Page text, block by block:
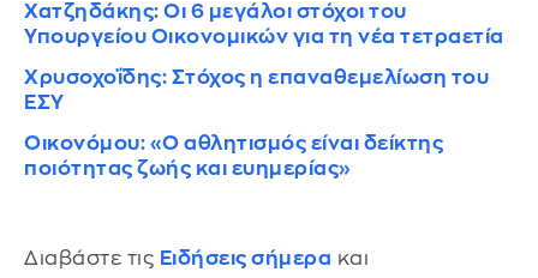
Χατζηδάκης: Oι 6 μεγάλοι στόχοι του
Υπουργείου Οικονομικών για τη νέα τετραετία
Χρυσοχοΐδης: Στόχος η επαναθεμελίωση του
ΕΣΥ
Οικονόμου: «Ο αθλητισμός είναι δείκτης
ποιότητας ζωής και ευημερίας»
Διαβάστε τις Ειδήσεις σήμερα και